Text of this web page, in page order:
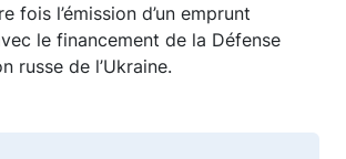
fois l’émission d’un emprunt
le financement de la Défense
russe de l’Ukraine.